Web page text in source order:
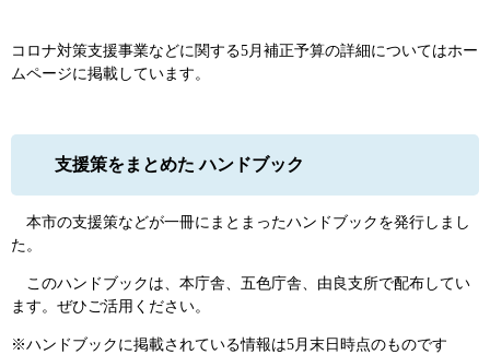
コロナ対策支援事業などに関する5月補正予算の詳細についてはホー
ムページに掲載しています。
支援策をまとめた ハンドブック
本市の支援策などが一冊にまとまったハンドブックを発行しまし
た。
このハンドブックは、本庁舎、五色庁舎、由良支所で配布してい
ます。ぜひご活用ください。
※ハンドブックに掲載されている情報は5月末日時点のものです